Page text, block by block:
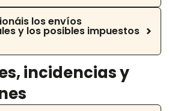
los envíos
y los posibles impuestos
incidencias y